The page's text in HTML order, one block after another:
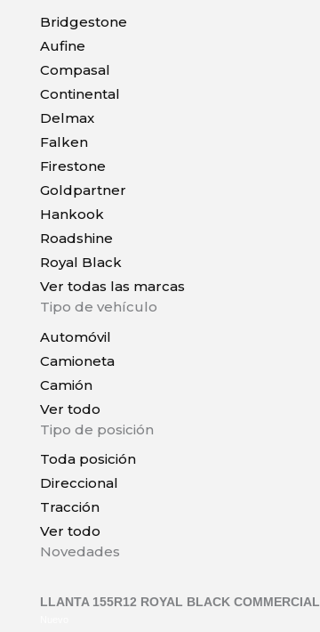
Bridgestone
Aufine
Compasal
Continental
Delmax
Falken
Firestone
Goldpartner
Hankook
Roadshine
Royal Black
Ver todas las marcas
Tipo de vehículo
Automóvil
Camioneta
Camión
Ver todo
Tipo de posición
Toda posición
Direccional
Tracción
Ver todo
Novedades
LLANTA 155R12 ROYAL BLACK COMMERCIAL